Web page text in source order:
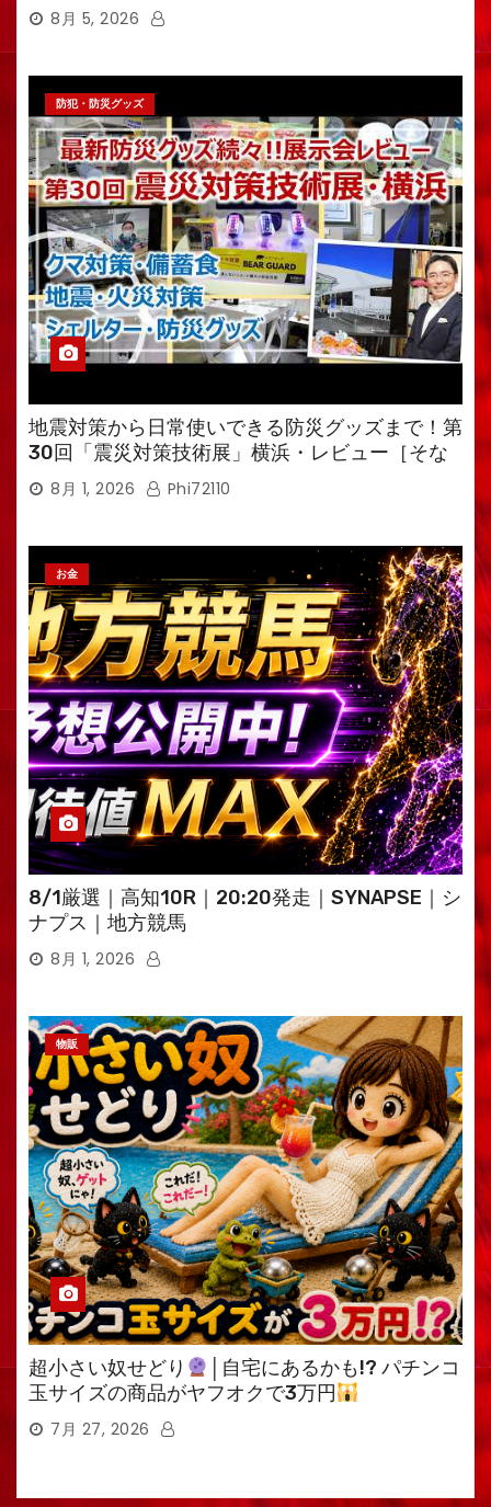
8月 5, 2026
防犯・防災グッズ
地震対策から日常使いできる防災グッズまで！第
30回「震災対策技術展」横浜・レビュー［そな
えるTV・高荷智也］
8月 1, 2026 Phi72110
お金
8/1厳選｜高知10R｜20:20発走｜SYNAPSE｜シ
ナプス｜地方競馬
8月 1, 2026
物販
超小さい奴せどり
│自宅にあるかも!? パチンコ
玉サイズの商品がヤフオクで3万円
7月 27, 2026